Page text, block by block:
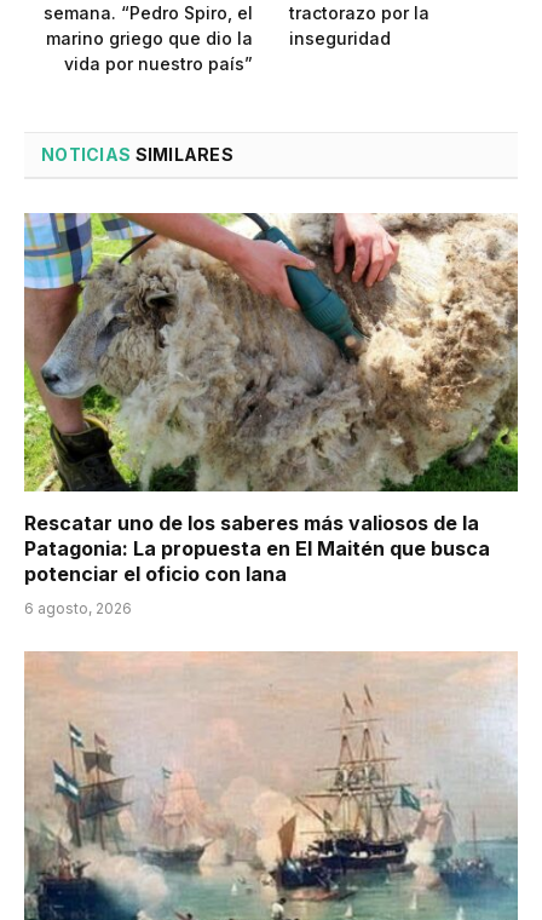
semana. “Pedro Spiro, el
marino griego que dio la
vida por nuestro país”
tractorazo por la
inseguridad
NOTICIAS SIMILARES
Rescatar uno de los saberes más valiosos de la
Patagonia: La propuesta en El Maitén que busca
potenciar el oficio con lana
6 agosto, 2026